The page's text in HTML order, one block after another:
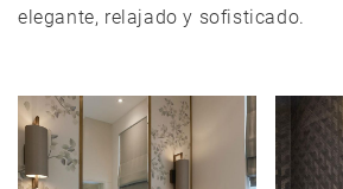
elegante, relajado y sofisticado.